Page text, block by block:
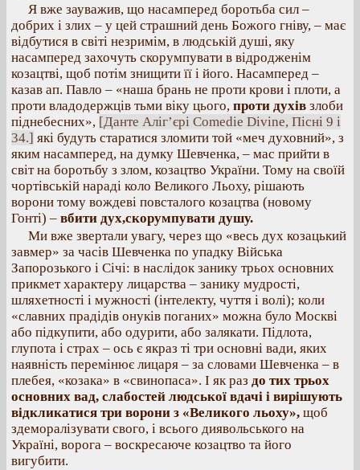
Я вже зауважив, що насамперед боротьба сил –
добрих і злих – у цей страшний день Божого гніву, – має
відбутися в світі незримім, в людській душі, яку
насамперед захочуть скорумпувати в відродженім
козацтві, щоб потім знищити її і його. Насамперед –
казав ап. Павло – «наша брань не проти крови і плоти, а
проти владодержців тьми віку цього, проти духів злоби
піднебесних», [Данте Аліг’єрі Comedie Divine, Пісні 9 і
34.] які будуть старатися зломити той «меч духовний», з
яким насамперед, на думку Шевченка, – мас прийти в
світ на боротьбу з злом, козацтво України. Тому на своїй
чортівській нараді коло Великого Льоху, рішають
ворони тому вождеві повсталого козацтва (новому
Гонті) – вбити дух,скорумпувати душу.
Ми вже звертали увагу, через що «весь дух козацький
завмер» за часів Шевченка по упадку Війська
Запорозького і Січі: в наслідок занику трьох основних
прикмет характеру лицарства – занику мудрості,
шляхетності і мужності (інтелекту, чуття і волі); коли
«славних прадідів онуків поганих» можна було Москві
або підкупити, або одурити, або залякати. Підлота,
глупота і страх – ось є якраз ті три основні вади, яких
наявність перемінює лицаря – за словами Шевченка – в
плебея, «козака» в «свинопаса». І як раз до тих трьох
основних вад, слабостей людської вдачі і вирішують
відкликатися три ворони з «Великого льоху», щоб
здеморалізувати свого, і всього диявольського на
Україні, ворога – воскресаюче козацтво та його
вигубити.